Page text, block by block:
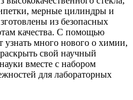
мерные цилиндры и
из безопасных
качества. С помощью
узнать много нового о химии,
свой научный
вместе с набором
для лабораторных